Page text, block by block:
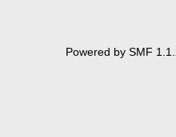
Powered by SMF